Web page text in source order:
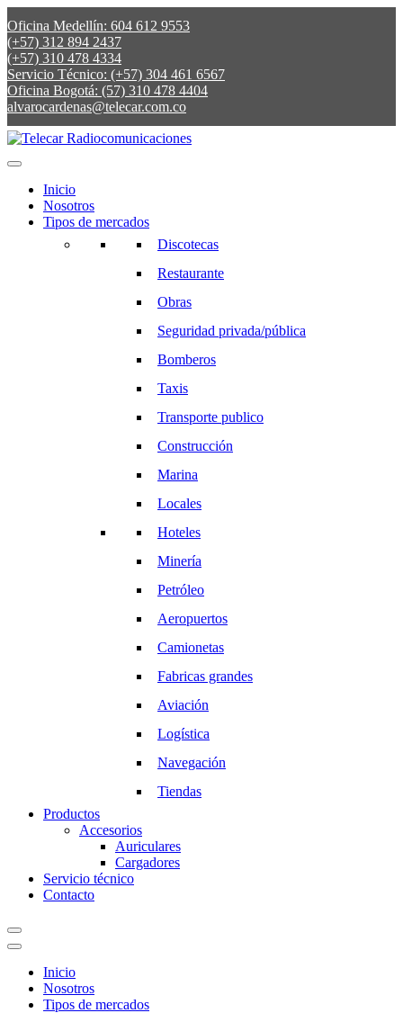
Oficina Medellín: 604 612 9553
(+57) 312 894 2437
(+57) 310 478 4334
Servicio Técnico: (+57) 304 461 6567
Oficina Bogotá: (57) 310 478 4404
alvarocardenas@telecar.com.co
Inicio
Nosotros
Tipos de mercados
Discotecas
Restaurante
Obras
Seguridad privada/pública
Bomberos
Taxis
Transporte publico
Construcción
Marina
Locales
Hoteles
Minería
Petróleo
Aeropuertos
Camionetas
Fabricas grandes
Aviación
Logística
Navegación
Tiendas
Productos
Accesorios
Auriculares
Cargadores
Servicio técnico
Contacto
Inicio
Nosotros
Tipos de mercados